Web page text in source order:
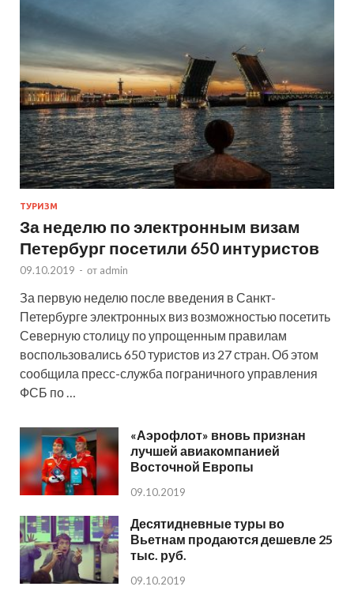
ТУРИЗМ
За неделю по электронным визам
Петербург посетили 650 интуристов
09.10.2019 - от admin
За первую неделю после введения в Санкт-
Петербурге электронных виз возможностью посетить
Северную столицу по упрощенным правилам
воспользовались 650 туристов из 27 стран. Об этом
сообщила пресс-служба пограничного управления
ФСБ по …
«Аэрофлот» вновь признан
лучшей авиакомпанией
Восточной Европы
09.10.2019
Десятидневные туры во
Вьетнам продаются дешевле 25
тыс. руб.
09.10.2019